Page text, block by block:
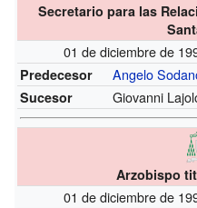
Secretario para las
01 de diciembre de
Predecesor Angelo
Sucesor Giovanni
Arzobispo
01 de diciembre de